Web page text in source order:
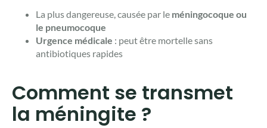
La plus dangereuse, causée par le méningocoque ou
le pneumocoque
Urgence médicale : peut être mortelle sans
antibiotiques rapides
Comment se transmet
la méningite ?